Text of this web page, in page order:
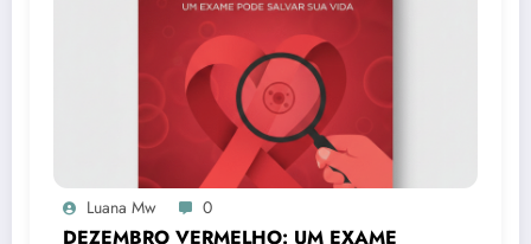
Luana Mw 0
DEZEMBRO VERMELHO: UM EXAME